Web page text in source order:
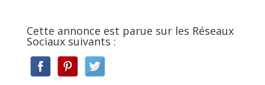
Cette annonce est parue sur les Réseaux
Sociaux suivants :